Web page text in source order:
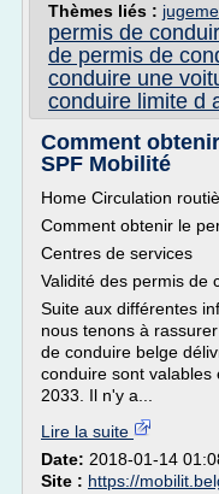
Thèmes liés :
permis de
de permis de
conduire une
conduire limite d
Comment
SPF Mobilité
Home Circulation
Comment obtenir le
Centres de services
Validité des permis de
Suite aux différentes
nous tenons à
de conduire belge
conduire sont valables
2033. Il n'y a...
Lire la suite
Date: 2018-01-14
Site : https://